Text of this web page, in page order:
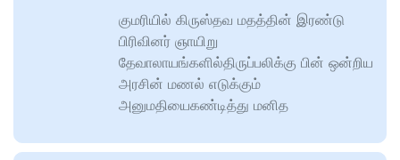
குமரியில் கிருஸ்தவ மதத்தின் இரண்டு
பிரிவினர் ஞாயிறு
தேவாலாயங்களில்திருப்பலிக்கு பின் ஒன்றிய
அரசின் மணல் எடுக்கும்
அனுமதியைகண்டித்து மனித